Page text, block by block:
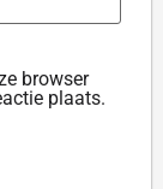
browser
plaats.